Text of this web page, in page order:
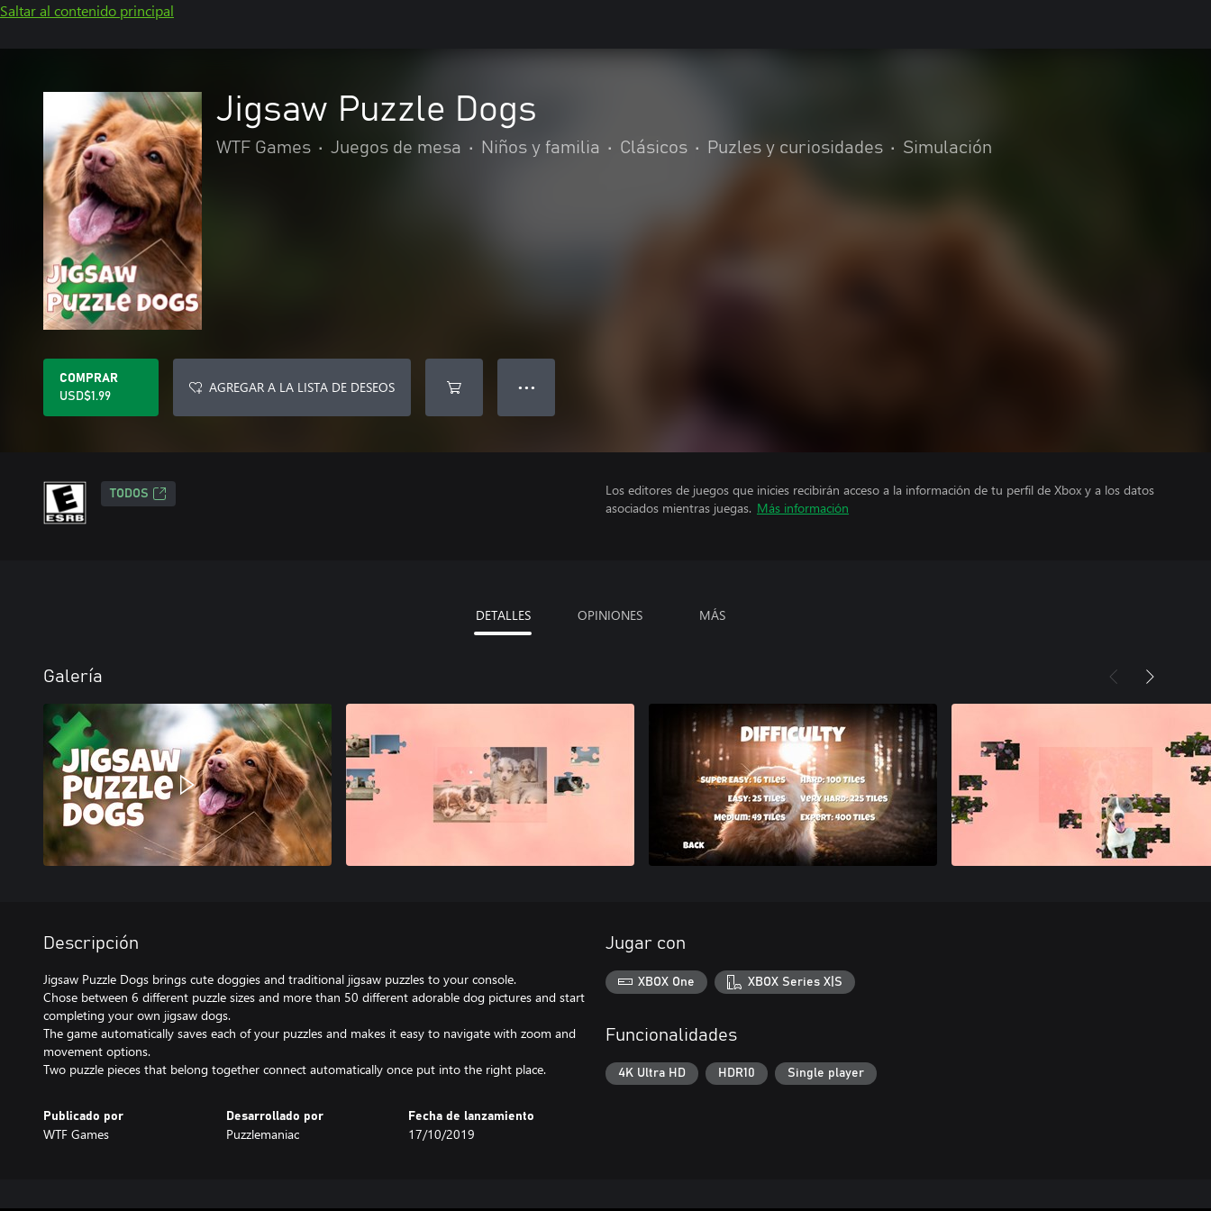
Saltar al contenido principal
Jigsaw Puzzle Dogs
WTF Games • Juegos de mesa • Niños y familia • Clásicos • Puzles y curiosidades • Simulación
COMPRAR
USD$1.99
AGREGAR A LA LISTA DE DESEOS ● ● ●
TODOS
Los editores de juegos que inicies recibirán acceso a la información de tu perfil de Xbox y a los datos
asociados mientras juegas. Más información
DETALLES OPINIONES MÁS
Galería
Descripción
Jigsaw Puzzle Dogs brings cute doggies and traditional jigsaw puzzles to your console.
Chose between 6 different puzzle sizes and more than 50 different adorable dog pictures and start
completing your own jigsaw dogs.
The game automatically saves each of your puzzles and makes it easy to navigate with zoom and
movement options.
Two puzzle pieces that belong together connect automatically once put into the right place.
Publicado por
WTF Games
Desarrollado por
Puzzlemaniac
Fecha de lanzamiento
17/10/2019
Jugar con
XBOX One XBOX Series X|S
Funcionalidades
4K Ultra HD HDR10 Single player